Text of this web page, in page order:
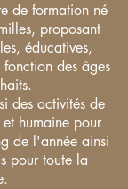
de formation né
proposant
éducatives,
des âges
des activités de
humaine pour
de l'année ainsi
pour toute la